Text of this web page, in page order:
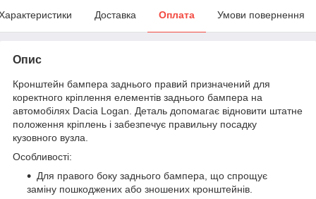
Доставка Оплата Умови повернення
Опис
Кронштейн бампера заднього правий призначений для
коректного кріплення елементів заднього бампера на
автомобілях Dacia Logan. Деталь допомагає відновити штатне
положення кріплень і забезпечує правильну посадку
кузовного вузла.
Особливості:
Для правого боку заднього бампера, що спрощує
заміну пошкоджених або зношених кронштейнів.